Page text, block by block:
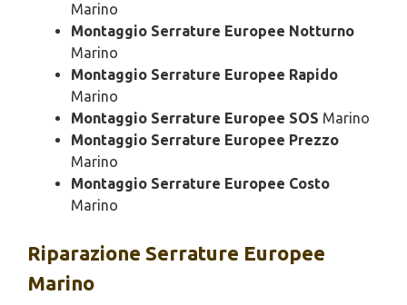
Marino
Montaggio Serrature Europee Notturno
Marino
Montaggio Serrature Europee Rapido
Marino
Montaggio Serrature Europee SOS Marino
Montaggio Serrature Europee Prezzo
Marino
Montaggio Serrature Europee Costo
Marino
Riparazione Serrature Europee
Marino